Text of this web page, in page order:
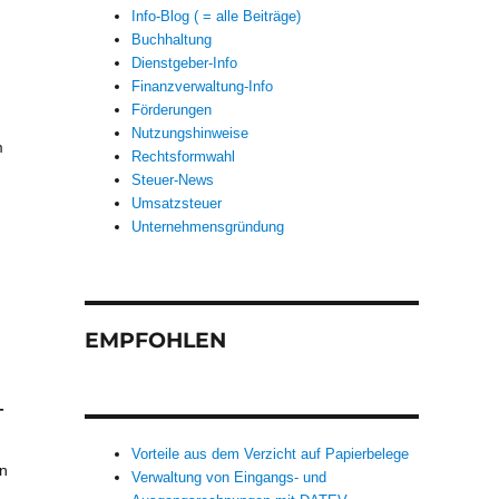
Info-Blog ( = alle Beiträge)
Buchhaltung
Dienstgeber-Info
Finanzverwaltung-Info
Förderungen
Nutzungshinweise
Rechtsformwahl
Steuer-News
Umsatzsteuer
Unternehmensgründung
EMPFOHLEN
Vorteile aus dem Verzicht auf Papierbelege
Verwaltung von Eingangs- und